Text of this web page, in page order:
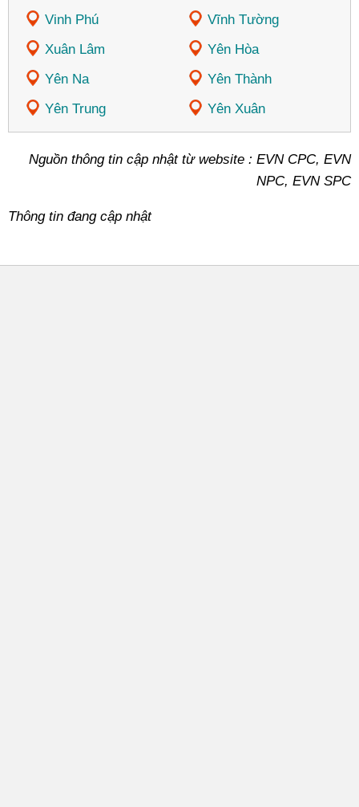
Vinh Phú
Vĩnh Tường
Xuân Lâm
Yên Hòa
Yên Na
Yên Thành
Yên Trung
Yên Xuân
Nguồn thông tin cập nhật từ website : EVN CPC, EVN
NPC, EVN SPC
Thông tin đang cập nhật